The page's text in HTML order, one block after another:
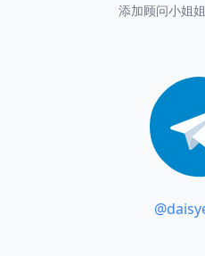
添加顾问小姐